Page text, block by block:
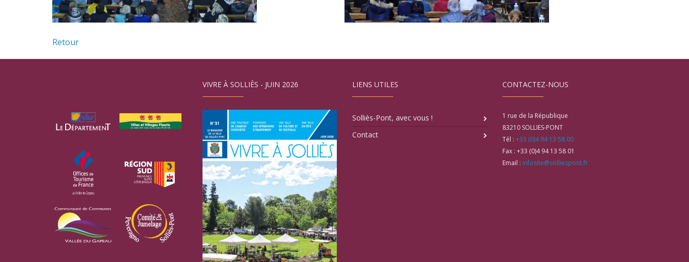
Retour
VIVRE À SOLLIÈS - JUIN 2026 LIENS UTILES
Solliès-Pont, avec vous !
Contact
CONTACTEZ-NOUS
1 rue de la République
83210 SOLLIES-PONT
Tél : +33 (0)4 94 13 58 00
Fax : +33 (0)4 94 13 58 01
Email : infosite@solliespont.fr